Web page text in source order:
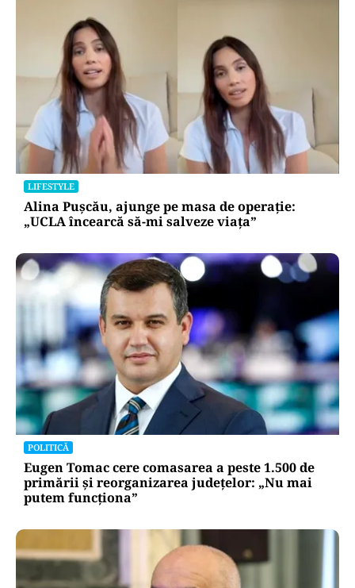
LIFESTYLE
Alina Pușcău, ajunge pe masa de operație:
„UCLA încearcă să-mi salveze viața”
POLITICĂ
Eugen Tomac cere comasarea a peste 1.500 de
primării și reorganizarea județelor: „Nu mai
putem funcționa”